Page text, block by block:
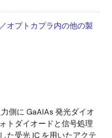
オプトカプラ内の他の製
側に GaAlAs 発光ダイオ
トダイオードと信号処理
た受光 IC を用いたアクテ